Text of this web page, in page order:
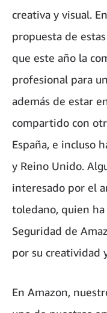
creativa y visual.
propuesta de
que este año la
profesional para
además de estar
compartido con
España, e incluso
y Reino Unido.
interesado por el
toledano, quien
Seguridad de
por su creatividad
En Amazon,